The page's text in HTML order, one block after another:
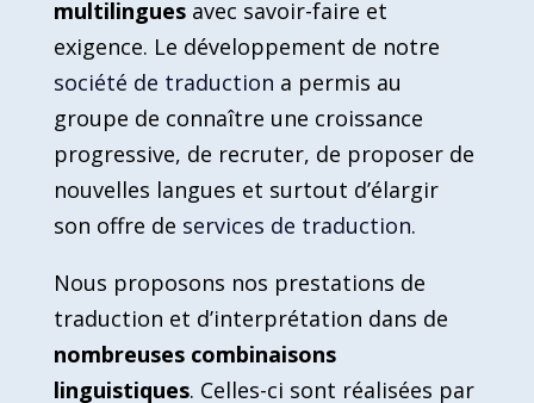
multilinguesavec savoir-faire et
exigence. Le développement de notre
société de traduction a permis au
groupe de connaître une croissance
progressive, de recruter, de proposer de
nouvelles langues et surtout d’élargir
son offre de services de traduction.
Nous proposons nos prestations de
traduction et d’interprétation dans de
nombreuses combinaisons
linguistiques. Celles-ci sont réalisées par